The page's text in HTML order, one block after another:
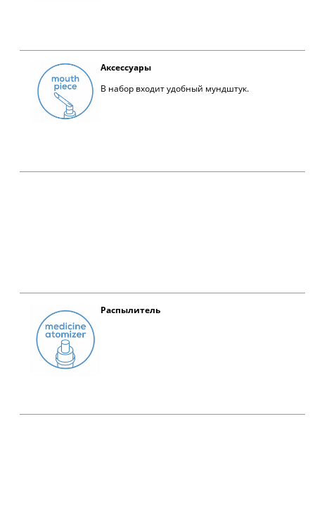
Аксессуары
В набор входит удобный мундштук.
Распылитель